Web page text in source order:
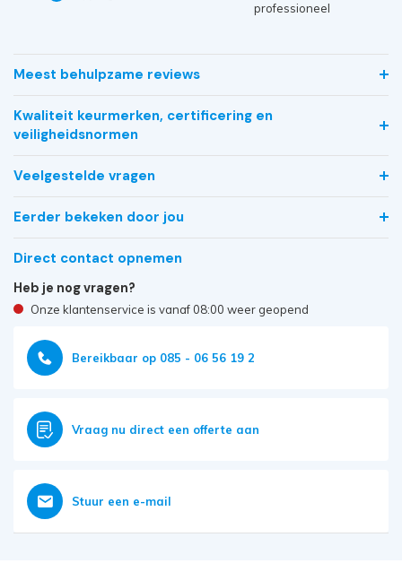
professioneel
Meest behulpzame reviews
Kwaliteit keurmerken, certificering en
veiligheidsnormen
Veelgestelde vragen
Eerder bekeken door jou
Direct contact opnemen
Heb je nog vragen?
Onze klantenservice is vanaf 08:00 weer geopend
Bereikbaar op 085 - 06 56 19 2
Vraag nu direct een offerte aan
Stuur een e-mail